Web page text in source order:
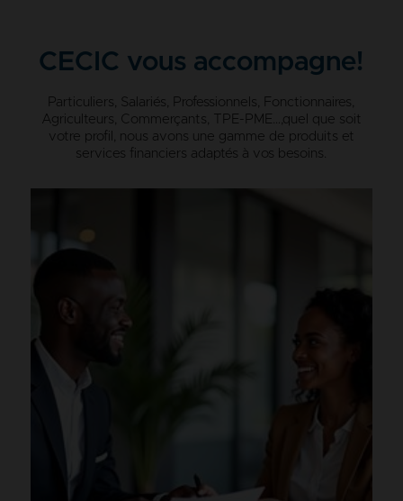
CECIC vous accompagne!
Particuliers, Salariés, Professionnels, Fonctionnaires,
Agriculteurs, Commerçants, TPE-PME…, quel que soit
votre profil, nous avons une gamme de produits et
services financiers adaptés à vos besoins.